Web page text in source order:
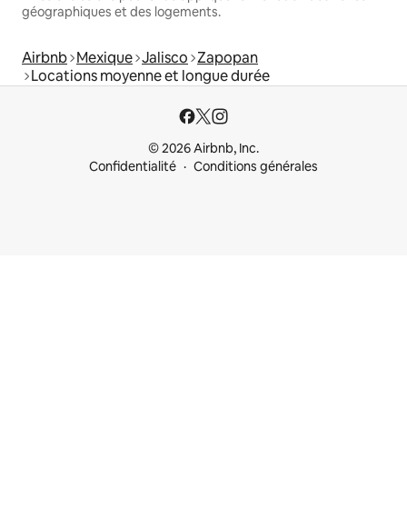
géographiques et des logements.
Airbnb Mexique Jalisco Zapopan
Locations moyenne et longue durée
© 2026 Airbnb, Inc.
Confidentialité
Conditions générales